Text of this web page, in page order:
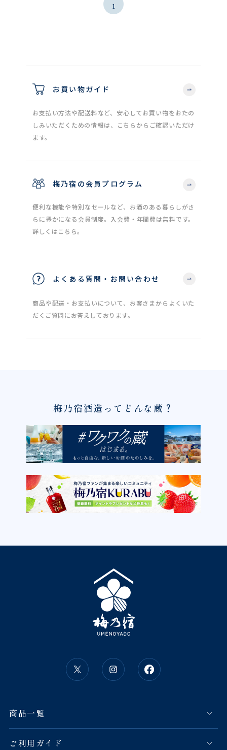
1
お買い物ガイド
お支払い方法や配送料など、安心してお買い物をおたの
しみいただくための情報は、こちらからご確認いただけ
ます。
梅乃宿の会員プログラム
便利な機能や特別なセールなど、お酒のある暮らしがさ
らに豊かになる会員制度。入会費・年間費は無料です。
詳しくはこちら。
よくある質問・お問い合わせ
商品や配送・お支払いについて、お客さまからよくいた
だくご質問にお答えしております。
梅乃宿酒造ってどんな蔵？
商品一覧
ご利用ガイド